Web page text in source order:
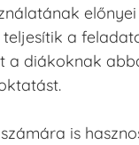
a
a diákoknak
is